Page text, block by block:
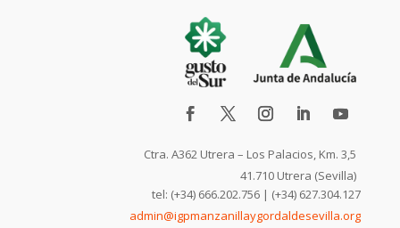
Ctra. A362 Utrera – Los Palacios, Km. 3,5
41.710 Utrera (Sevilla)
tel: (+34) 666.202.756 | (+34) 627.304.127
admin@igpmanzanillaygordaldesevilla.org